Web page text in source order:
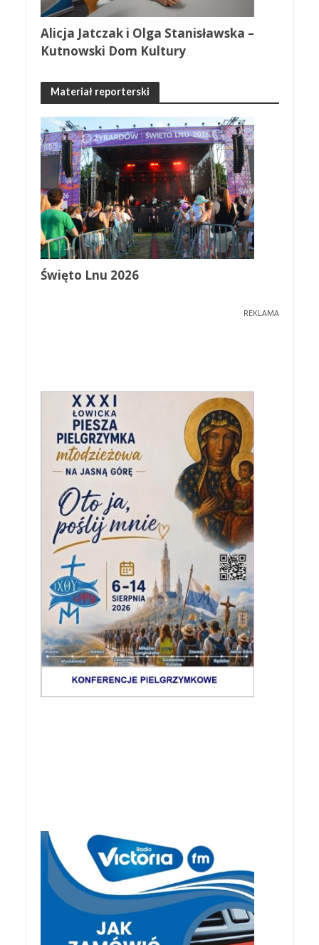
Alicja Jatczak i Olga Stanisławska –
Kutnowski Dom Kultury
Materiał reporterski
Święto Lnu 2026
REKLAMA